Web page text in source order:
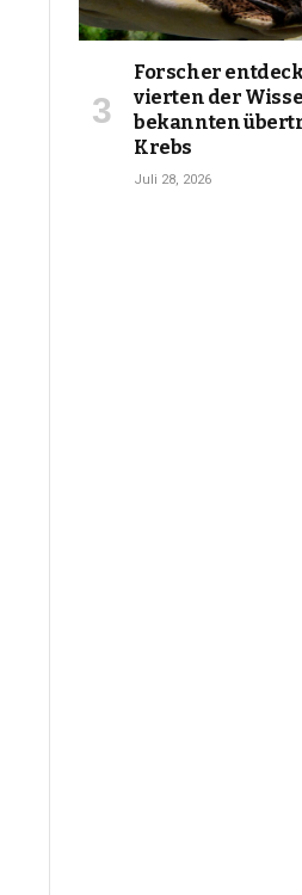
Forscher
vierten der
bekannten
Krebs
Juli 28, 2026